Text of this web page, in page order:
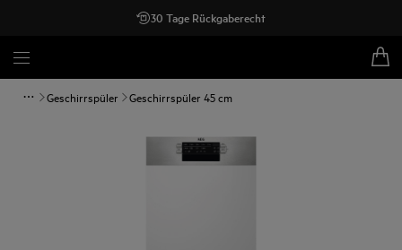
30 Tage Rückgaberecht
Geschirrspüler Geschirrspüler 45 cm